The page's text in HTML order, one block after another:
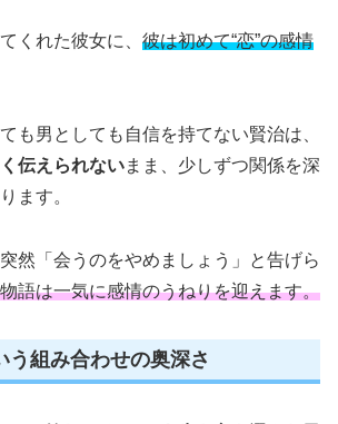
くれた彼女に、 彼は初めて“恋”の感情
も男としても自信を持てない賢治は、
伝えられないまま、少しずつ関係を深
ます。
然「会うのをやめましょう」と告げら
物語は一気に感情のうねりを迎えます。
う組み合わせの奥深さ